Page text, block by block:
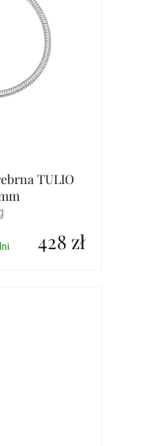
TULIO
428 zł